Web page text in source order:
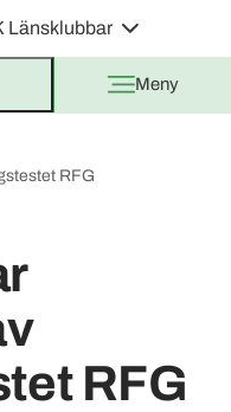
Länsklubbar
Meny
RFG
RFG